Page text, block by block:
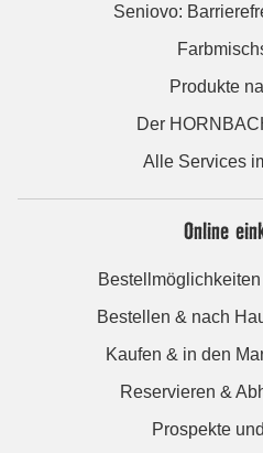
Seniovo:
Produkte
Der
Alle Services
Online
Bestellen & nach
Kaufen & in den
Reservieren &
Prospekte